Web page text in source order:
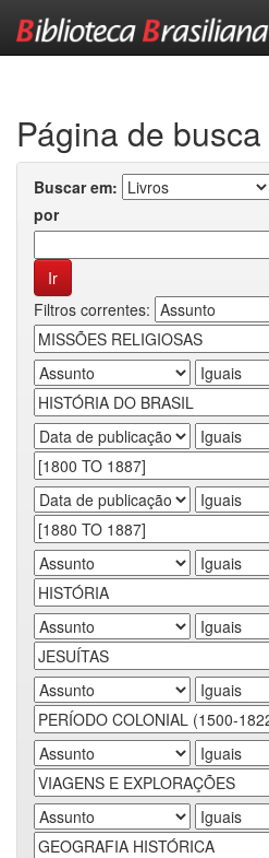
Página de busca
Buscar em:
por
Filtros correntes: